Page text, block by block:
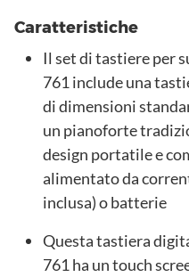
Caratteristiche
Il set di tastiere per
761 include una
di dimensioni
un pianoforte
design portatile e
alimentato da
inclusa) o batterie
Questa tastiera
761 ha un touch